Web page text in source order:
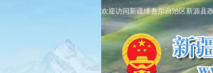
欢迎访问新疆维吾尔自治区新源县